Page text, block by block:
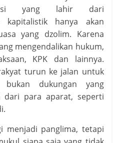
yang lahir dari
kapitalistik hanya akan
yang dzolim. Karena
mengendalikan hukum,
KPK dan lainnya.
turun ke jalan untuk
bukan dukungan yang
dari para aparat, seperti
menjadi panglima, tetapi